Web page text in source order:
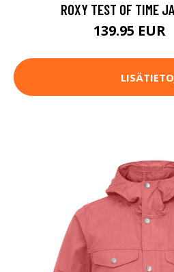
ROXY TEST OF TIME
139.95 EUR